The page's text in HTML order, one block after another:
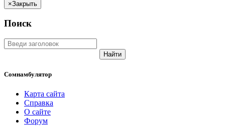
×Закрыть
Поиск
Найти
Сомнамбулятор
Карта сайта
Справка
О сайте
Форум